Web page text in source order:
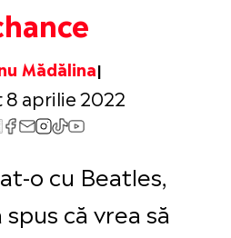
Mădălina
8 aprilie 2022
o cu Beatles,
că vrea să